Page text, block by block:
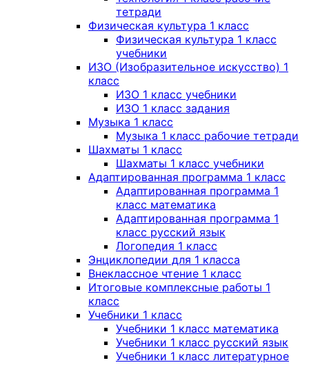
тетради
Физическая культура 1 класс
Физическая культура 1 класс
учебники
ИЗО (Изобразительное искусство) 1
класс
ИЗО 1 класс учебники
ИЗО 1 класс задания
Музыка 1 класс
Музыка 1 класс рабочие тетради
Шахматы 1 класс
Шахматы 1 класс учебники
Адаптированная программа 1 класс
Адаптированная программа 1
класс математика
Адаптированная программа 1
класс русский язык
Логопедия 1 класс
Энциклопедии для 1 класса
Внеклассное чтение 1 класс
Итоговые комплексные работы 1
класс
Учебники 1 класс
Учебники 1 класс математика
Учебники 1 класс русский язык
Учебники 1 класс литературное